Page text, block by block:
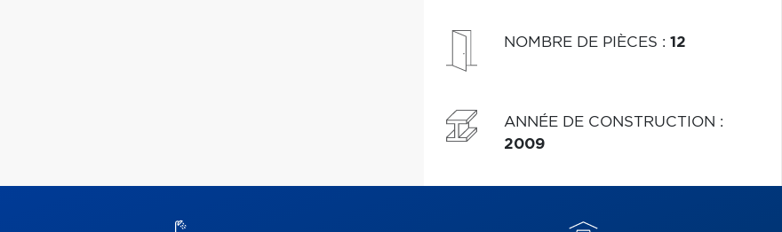
NOMBRE DE PIÈCES : 12
ANNÉE DE CONSTRUCTION :
2009